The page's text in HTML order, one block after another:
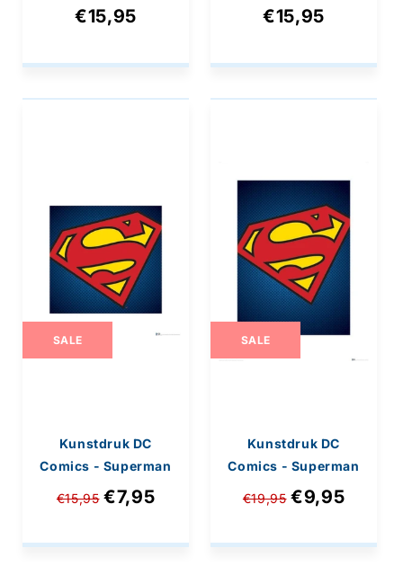
People 40x40cm
€15,95 €15,95
Kunstdruk DC
Comics - Superman
- Symbol 40x40cm
SALE
€15,95 €7,95
Kunstdruk DC
Comics - Superman
- Symbol 60x80cm
SALE
€19,95 €9,95